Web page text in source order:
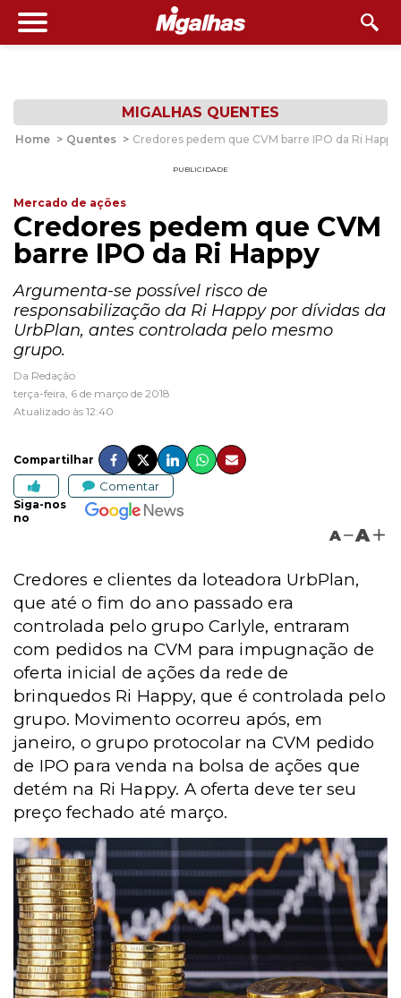
MIGALHAS QUENTES
Home > Quentes > Credores pedem que CVM barre IPO da Ri Happy
PUBLICIDADE
Mercado de ações
Credores pedem que CVM
barre IPO da Ri Happy
Argumenta-se possível risco de
responsabilização da Ri Happy por dívidas da
UrbPlan, antes controlada pelo mesmo
grupo.
Da Redação
terça-feira, 6 de março de 2018
Atualizado às 12:40
Compartilhar
Comentar
Siga-nos
no
A A
Credores e clientes da loteadora UrbPlan,
que até o fim do ano passado era
controlada pelo grupo Carlyle, entraram
com pedidos na CVM para impugnação de
oferta inicial de ações da rede de
brinquedos Ri Happy, que é controlada pelo
grupo. Movimento ocorreu após, em
janeiro, o grupo protocolar na CVM pedido
de IPO para venda na bolsa de ações que
detém na Ri Happy. A oferta deve ter seu
preço fechado até março.